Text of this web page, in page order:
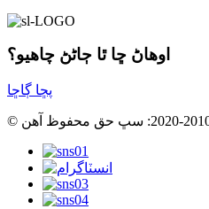
اوهاڻ ڇا ٿا ڄاڻڻ چاهيو؟
پڇا ڳاڇا